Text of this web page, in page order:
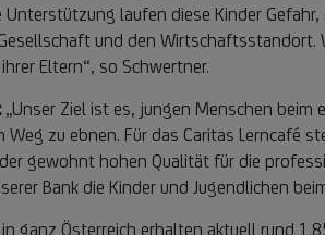
laufen diese Kinder
und den
Eltern“, so Schwertner.
„Unser Ziel ist es, jungen Menschen beim
zu ebnen. Für das Caritas Lerncafé
gewohnt hohen Qualität für die
Bank die Kinder und Jugendlichen
ganz Österreich erhalten aktuell rund